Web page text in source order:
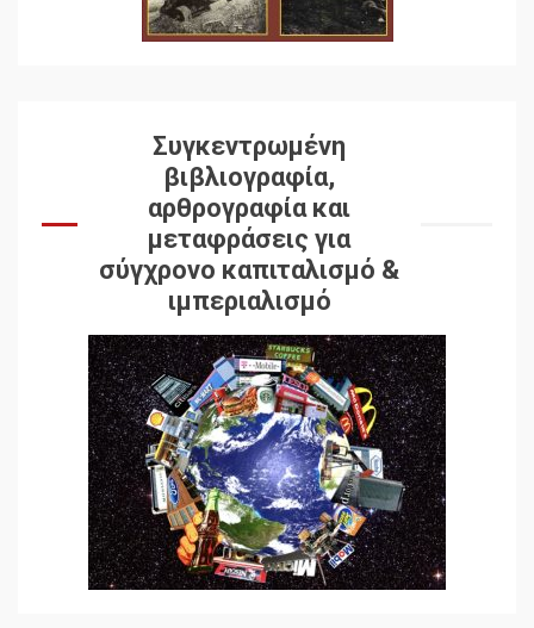
Συγκεντρωμένη
βιβλιογραφία,
αρθρογραφία και
μεταφράσεις για
σύγχρονο καπιταλισμό &
ιμπεριαλισμό